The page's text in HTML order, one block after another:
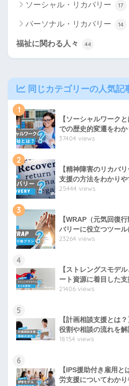
ソーシャル・リカバリー 17
パーソナル・リカバリー 14
福祉に関わる人々 44
同じカテゴリーの人気記
1
【ソーシャルワーク
での歴史的変遷をわ
37404 views
2
【精神障害のリカバ
支援の方法をわかり
25444 views
3
【WRAP（元気回復
バリーに役立つツール
23264 views
4
【ストレングスモデ
ート資源に着目した
21406 views
5
【計画相談支援とは
役割や相談の流れを解
18154 views
6
【IPS援助付き雇用
労支援についてわか